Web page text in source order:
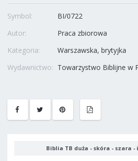
Symbol:
BI/0722
Autor:
Praca zbiorowa
Kategoria:
Warszawska, brytyjka
Wydawnictwo: Towarzystwo Biblijne w
Biblia TB duża - skóra - szara -